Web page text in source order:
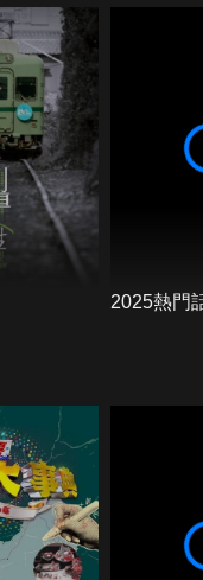
2025熱門